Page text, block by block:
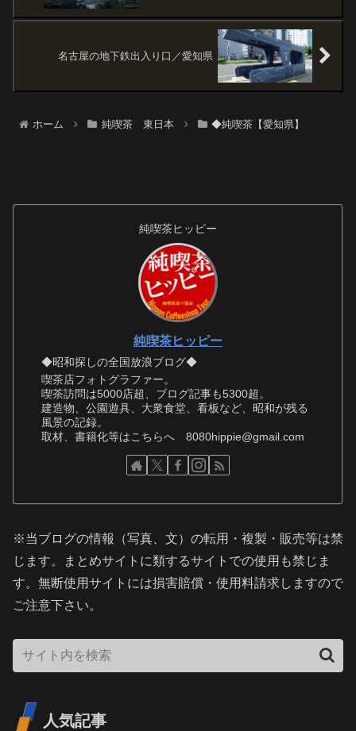
名古屋の地下鉄出入り口／愛知県
ホーム 純喫茶 東日本 ◆純喫茶【愛知県】
純喫茶ヒッピー
純喫茶ヒッピー
◆昭和探しの全国放浪ブログ◆
喫茶店フォトグラファー。
喫茶訪問は5000店超、ブログ記事も5300超。
建造物、公園遊具、大衆食堂、看板など、昭和が残る
風景の記録。
取材、書籍化等はこちらへ 8080hippie@gmail.com
※当ブログの情報（写真、文）の転用・複製・販売等は禁
じます。まとめサイトに類するサイトでの使用も禁じま
す。無断使用サイトには損害賠償・使用料請求しますので
ご注意下さい。
人気記事